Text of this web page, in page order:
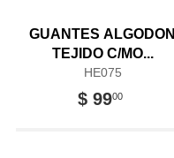
GUANTES ALGODON
TEJIDO C/MO...
HE075
$ 9900